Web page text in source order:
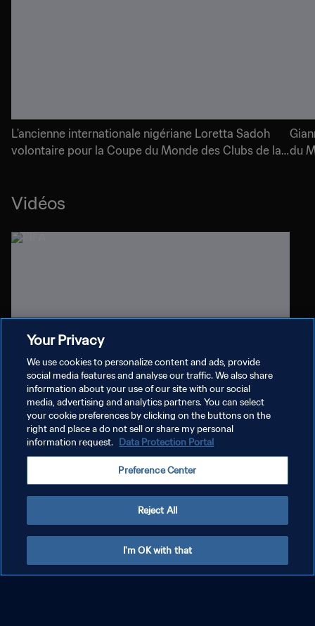
L'ancienne internationale nigériane Loretta Sadoh
volontaire pour la Coupe du Monde des Clubs de la
du
Vidéos
02:09
Volontaires, merci à vous | Coupe du Monde des
Clubs de la FIFA 2025™
Your Privacy
We use cookies to personalize content and ads, provide
social media features and analyse our traffic. We also share
information about your use of our site with our social
media, advertising and analytics partners. You can select
your cookie preferences by clicking on the buttons on the
right and place a do not sell or share my personal
information request. Data Protection Portal
Preference Center
Reject All
I'm OK with that